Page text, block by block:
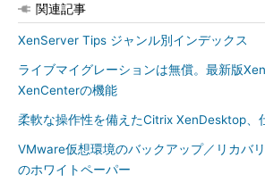
関連記事
XenServer Tips ジャンル別インデックス
ライブマイグレーションは無償。最新版
XenCenterの機能
柔軟な操作性を備えたCitrix XenDesktop、
VMware仮想環境のバックアップ／リカバ
のホワイトペーパー